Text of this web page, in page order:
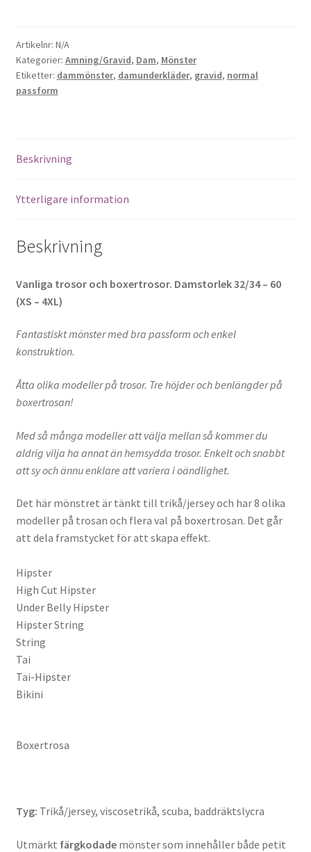
Boxer
mängd
Artikelnr: N/A
Kategorier: Amning/Gravid, Dam, Mönster
Etiketter: dammönster, damunderkläder, gravid, normal
passform
Beskrivning
Ytterligare information
Beskrivning
Vanliga trosor och boxertrosor. Damstorlek 32/34 – 60
(XS – 4XL)
Fantastiskt mönster med bra passform och enkel
konstruktion.
Åtta olika modeller på trosor. Tre höjder och benlängder på
boxertrosan!
Med så många modeller att välja mellan så kommer du
aldrig vilja ha annat än hemsydda trosor. Enkelt och snabbt
att sy och ännu enklare att variera i oändlighet.
Det här mönstret är tänkt till trikå/jersey och har 8 olika
modeller på trosan och flera val på boxertrosan. Det går
att dela framstycket för att skapa effekt.
Hipster
High Cut Hipster
Under Belly Hipster
Hipster String
String
Tai
Tai-Hipster
Bikini
Boxertrosa
Tyg: Trikå/jersey, viscosetrikå, scuba, baddräktslycra
Utmärkt färgkodademönster som innehåller både petit